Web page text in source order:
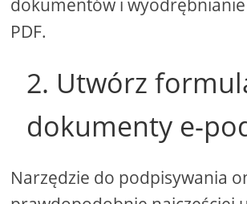
PDF.
2. Utwórz
dokumenty e-
Narzędzie do podpisywania